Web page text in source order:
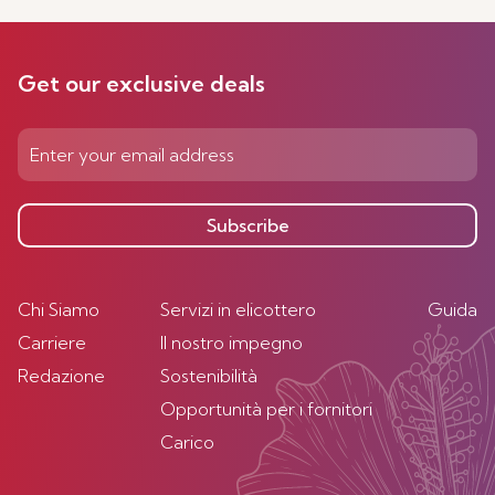
Get our exclusive deals
Subscribe
Chi Siamo
Carriere
Redazione
Servizi in elicottero
Il nostro impegno
Sostenibilità
Opportunità per i fornitori
Carico
Guida